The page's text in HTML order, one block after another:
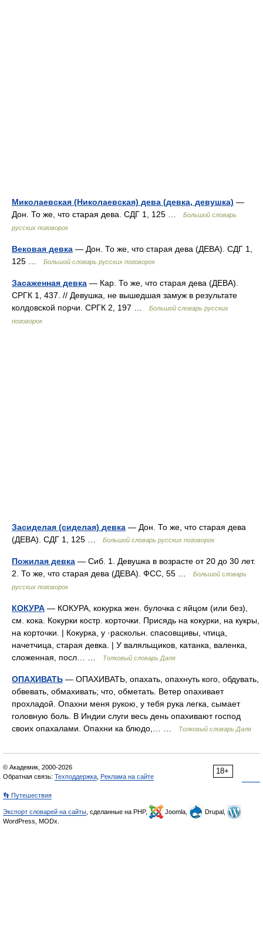
Миколаевская (Николаевская) дева (девка, девушка) —
Дон. То же, что старая дева. СДГ 1, 125 …
Большой словарь
русских поговорок
Вековая девка — Дон. То же, что старая дева (ДЕВА). СДГ 1,
125 …
Большой словарь русских поговорок
Засаженная девка — Кар. То же, что старая дева (ДЕВА).
СРГК 1, 437. // Девушка, не вышедшая замуж в результате
колдовской порчи. СРГК 2, 197 …
Большой словарь русских
поговорок
Засиделая (сиделая) девка — Дон. То же, что старая дева
(ДЕВА). СДГ 1, 125 …
Большой словарь русских поговорок
Пожилая девка — Сиб. 1. Девушка в возрасте от 20 до 30 лет.
2. То же, что старая дева (ДЕВА). ФСС, 55 …
Большой словарь
русских поговорок
КОКУРА — КОКУРА, кокурка жен. булочка с яйцом (или без),
см. кока. Кокурки костр. корточки. Присядь на кокурки, на кукры,
на корточки. | Кокурка, у ·раскольн. спасовщивы, чтица,
начетчица, старая девка. | У валяльщиков, катанка, валенка,
сложенная, посл… …
Толковый словарь Даля
ОПАХИВАТЬ — ОПАХИВАТЬ, опахать, опахнуть кого, обдувать,
обвевать, обмахивать; что, обметать. Ветер опахивает
прохладой. Опахни меня рукою, у тебя рука легка, сымает
головную боль. В Индии слуги весь день опахивают господ
своих опахалами. Опахни ка блюдо,… …
Толковый словарь Даля
18+
© Академик, 2000-2026
Обратная связь: Техподдержка Реклама на сайте
👣 Путешествия
Экспорт словарей на сайты , сделанные на PHP, Joomla,
Drupal,
WordPress, MODx.